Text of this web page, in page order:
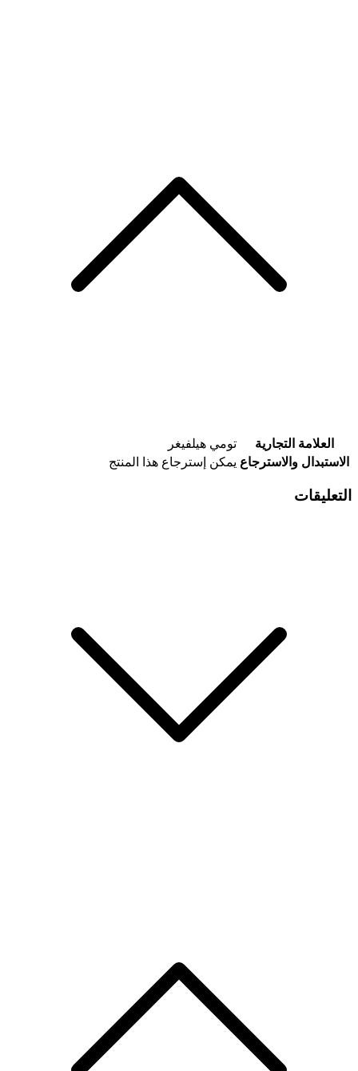
العلامة التجارية
تومي هيلفيغر
الاستبدال والاسترجاع يمكن إسترجاع هذا المنتج
التعليقات